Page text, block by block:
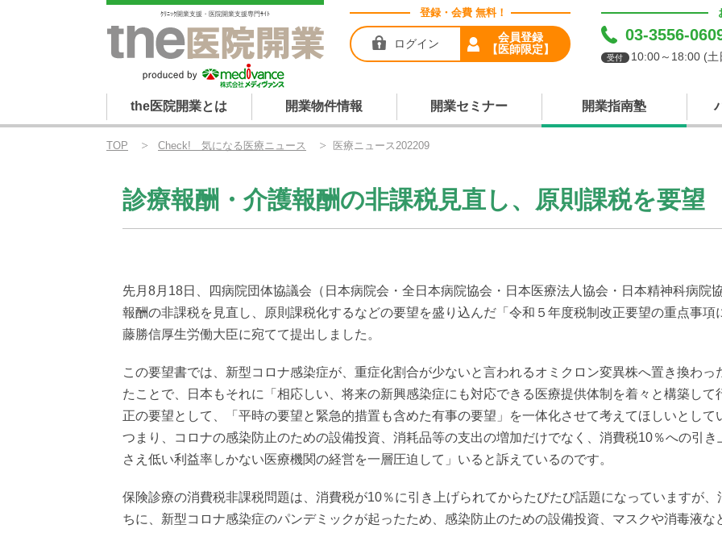
ｸﾘﾆｯｸ開業支援・医院開業支援専門ｻｲﾄ 登録・会費 無料！
ログイン
会員登録
【医師限定】
03-3556-
受付 10:00～18:00 (土
the医院開業とは 開業物件情報 開業セミナー 開業指南塾
TOP Check! 気になる医療ニュース 医療ニュース202209
診療報酬・介護報酬の非課税見直し、原則課税を要
先月8月18日、四病院団体協議会（日本病院会・全日本病院協会・日本医療法人協会・日本精神科病院
報酬の非課税を見直し、原則課税化するなどの要望を盛り込んだ「令和５年度税制改正要望の重点事項
藤勝信厚生労働大臣に宛てて提出しました。
この要望書では、新型コロナ感染症が、重症化割合が少ないと言われるオミクロン変異株へ置き換わ
たことで、日本もそれに「相応しい、将来の新興感染症にも対応できる医療提供体制を着々と構築し
正の要望として、「平時の要望と緊急的措置も含めた有事の要望」を一体化させて考えてほしいとして
つまり、コロナの感染防止のための設備投資、消耗品等の支出の増加だけでなく、消費税10％への引
さえ低い利益率しかない医療機関の経営を一層圧迫して」いると訴えているのです。
保険診療の消費税非課税問題は、消費税が10％に引き上げられてからたびたび話題になっていますが
ちに、新型コロナ感染症のパンデミックが起ったため、感染防止のための設備投資、マスクや消毒液